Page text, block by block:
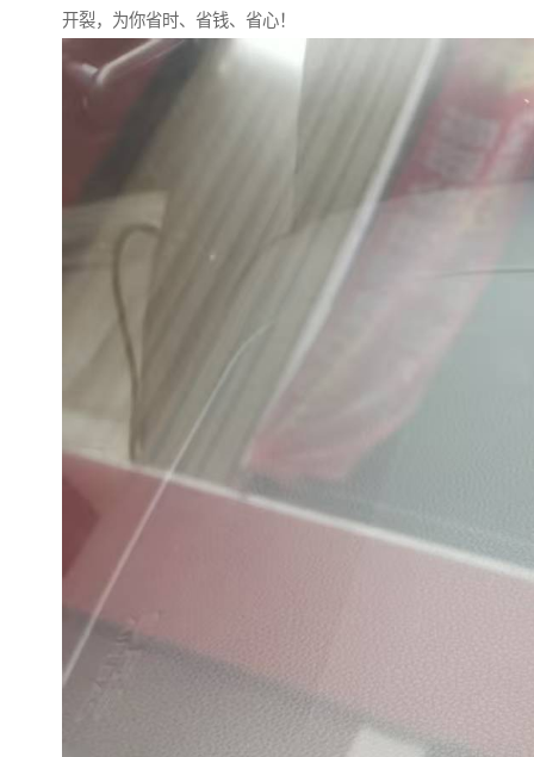
开裂，为你省时、省钱、省心！